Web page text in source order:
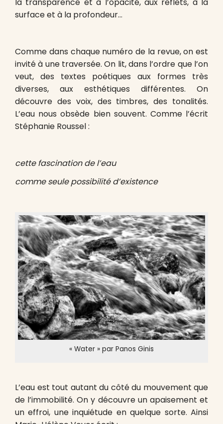
surface et à la profondeur…
Comme dans chaque numéro de la revue, on est
invité à une traversée. On lit, dans l’ordre que l’on
veut, des textes poétiques aux formes très
diverses, aux esthétiques différentes. On
découvre des voix, des timbres, des tonalités.
L’eau nous obsède bien souvent. Comme l’écrit
Stéphanie Roussel :
cette fascination de l’eau
comme seule possibilité d’existence
« Water » par Panos Ginis
L’eau est tout autant du côté du mouvement que
de l’immobilité. On y découvre un apaisement et
un effroi, une inquiétude en quelque sorte. Ainsi